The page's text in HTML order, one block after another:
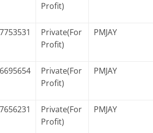
Profit)
Private(For
Profit)
PMJAY
Private(For
Profit)
PMJAY
Private(For
Profit)
PMJAY